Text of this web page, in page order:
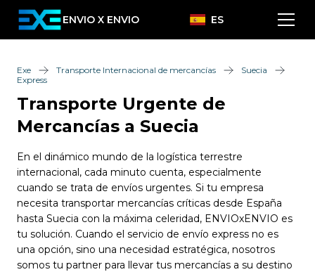
ENVIO X ENVIO ES
Exe Transporte Internacional de mercancías
Suecia
Express
Transporte Urgente de
Mercancías a Suecia
En el dinámico mundo de la logística terrestre
internacional, cada minuto cuenta, especialmente
cuando se trata de envíos urgentes. Si tu empresa
necesita transportar mercancías críticas desde España
hasta Suecia con la máxima celeridad, ENVIOxENVIO es
tu solución. Cuando el servicio de envío express no es
una opción, sino una necesidad estratégica, nosotros
somos tu partner para llevar tus mercancías a su destino